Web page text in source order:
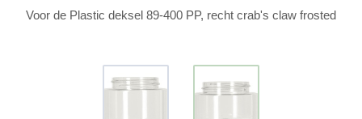
Voor de Plastic deksel 89-400 PP, recht crab's claw frosted